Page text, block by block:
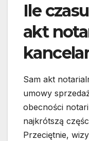
Ile
akt
Sam akt
umowy
obecności
najkrótszą
Przeciętnie,